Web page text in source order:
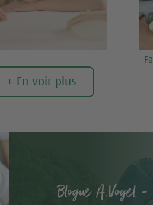
+ En voir plus
Blogue A.Vogel